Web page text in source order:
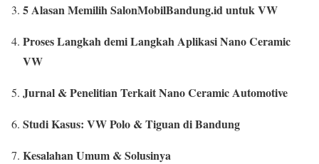
5 Alasan Memilih SalonMobilBandung.id untuk VW
Proses Langkah demi Langkah Aplikasi Nano Ceramic
VW
Jurnal & Penelitian Terkait Nano Ceramic Automotive
Studi Kasus: VW Polo & Tiguan di Bandung
Kesalahan Umum & Solusinya